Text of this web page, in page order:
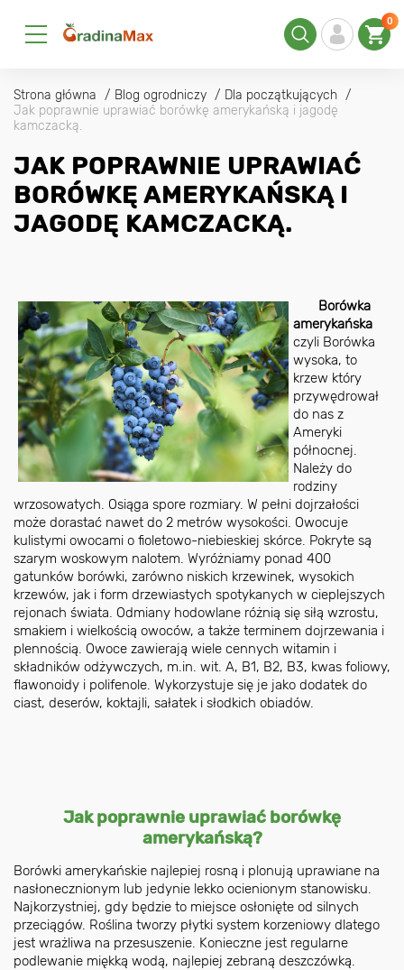
0
Strona główna Blog ogrodniczy
Dla początkujących
Jak poprawnie uprawiać borówkę amerykańską i jagodę
kamczacką.
JAK POPRAWNIE UPRAWIAĆ
BORÓWKĘ AMERYKAŃSKĄ I
JAGODĘ KAMCZACKĄ.
Borówka
amerykańska
czyli Borówka
wysoka, to
krzew który
przywędrował
do nas z
Ameryki
północnej.
Należy do
rodziny
wrzosowatych. Osiąga spore rozmiary. W pełni dojrzałości
może dorastać nawet do 2 metrów wysokości. Owocuje
kulistymi owocami o fioletowo-niebieskiej skórce. Pokryte są
szarym woskowym nalotem. Wyróżniamy ponad 400
gatunków borówki, zarówno niskich krzewinek, wysokich
krzewów, jak i form drzewiastych spotykanych w cieplejszych
rejonach świata. Odmiany hodowlane różnią się siłą wzrostu,
smakiem i wielkością owoców, a także terminem dojrzewania i
plennością. Owoce zawierają wiele cennych witamin i
składników odżywczych, m.in. wit. A, B1, B2, B3, kwas foliowy,
flawonoidy i polifenole. Wykorzystuje się je jako dodatek do
ciast, deserów, koktajli, sałatek i słodkich obiadów.
Jak poprawnie uprawiać borówkę
amerykańską?
Borówki amerykańskie najlepiej rosną i plonują uprawiane na
nasłonecznionym lub jedynie lekko ocienionym stanowisku.
Najkorzystniej, gdy będzie to miejsce osłonięte od silnych
przeciągów. Roślina tworzy płytki system korzeniowy dlatego
jest wrażliwa na przesuszenie. Konieczne jest regularne
podlewanie miękką wodą, najlepiej zebraną deszczówką.